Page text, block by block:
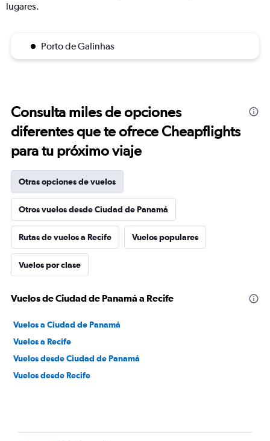
lugares.
Porto de Galinhas
Consulta miles de opciones
diferentes que te ofrece Cheapflights
para tu próximo viaje
Otras opciones de vuelos
Otros vuelos desde Ciudad de Panamá
Rutas de vuelos a Recife Vuelos populares
Vuelos por clase
Vuelos de Ciudad de Panamá a Recife
Vuelos a Ciudad de Panamá
Vuelos a Recife
Vuelos desde Ciudad de Panamá
Vuelos desde Recife